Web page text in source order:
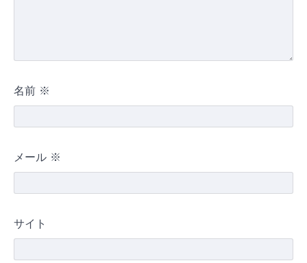
名前 ※
メール ※
サイト